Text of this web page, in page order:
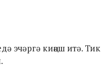
эчәргә киңәш итә. Тик